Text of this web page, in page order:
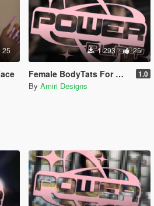
25 1 293 25
Female BodyTats For MP/SP 1.0
By Amiri Designs